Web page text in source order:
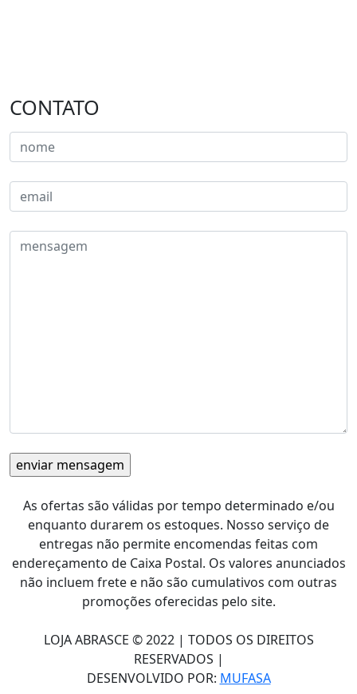
CONTATO
As ofertas são válidas por tempo determinado e/ou
enquanto durarem os estoques. Nosso serviço de
entregas não permite encomendas feitas com
endereçamento de Caixa Postal. Os valores anunciados
não incluem frete e não são cumulativos com outras
promoções oferecidas pelo site.
LOJA ABRASCE © 2022 | TODOS OS DIREITOS
RESERVADOS |
DESENVOLVIDO POR: MUFASA